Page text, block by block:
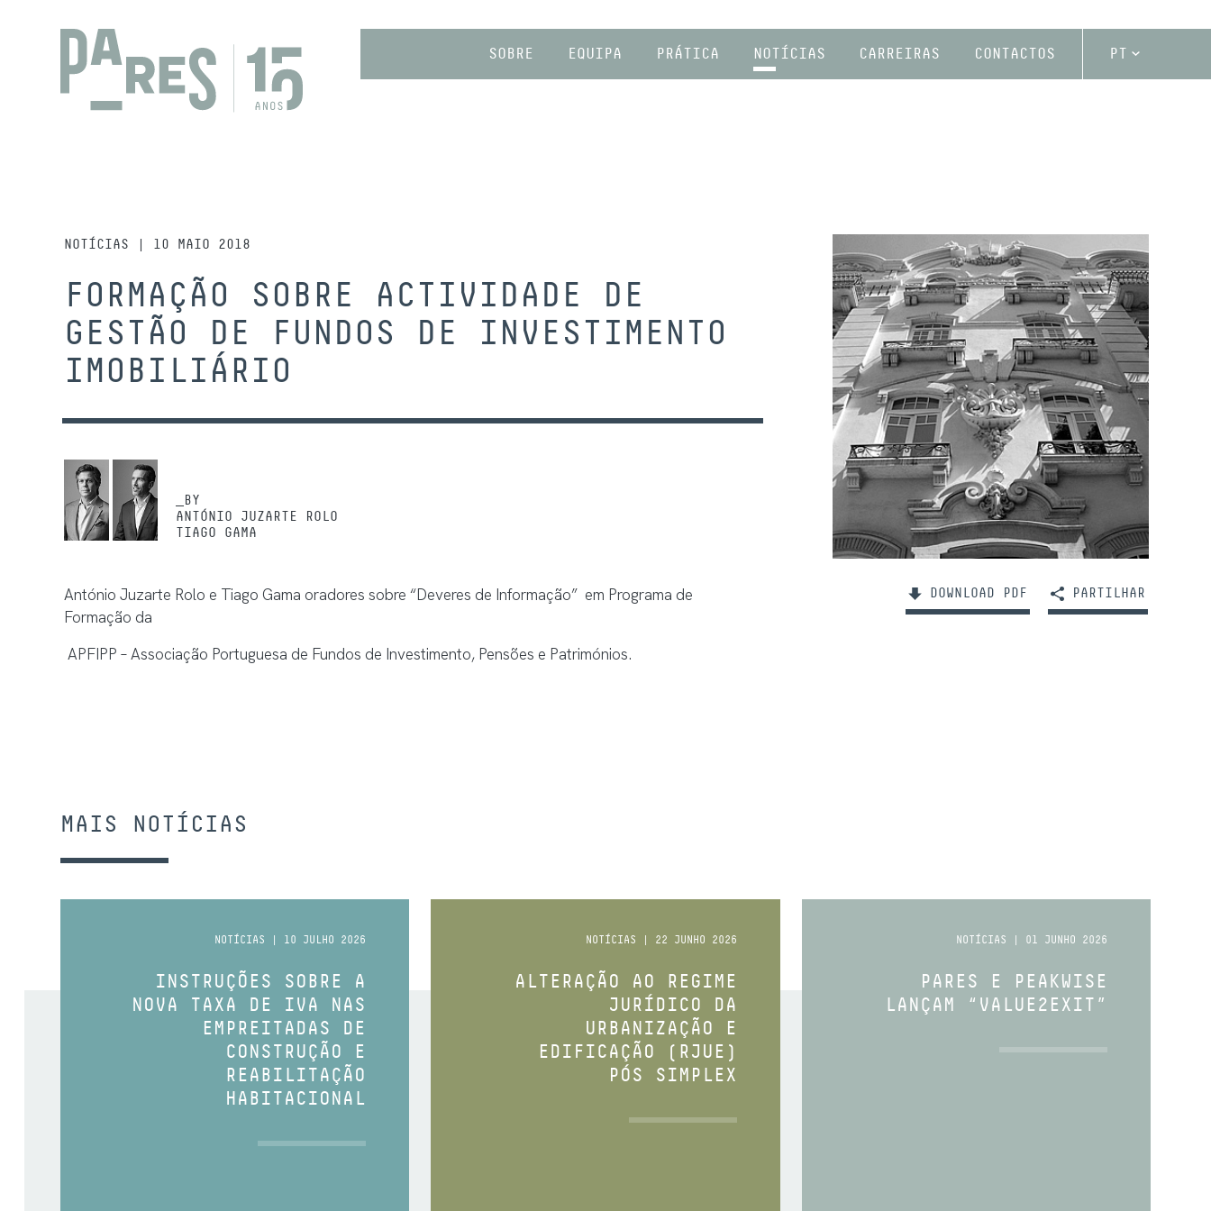
SOBRE EQUIPA PRÁTICA NOTÍCIAS CARREIRAS CONTACTOS PT
NOTÍCIAS | 10 MAIO 2018
FORMAÇÃO SOBRE ACTIVIDADE DE
GESTÃO DE FUNDOS DE INVESTIMENTO
IMOBILIÁRIO
_BY
ANTÓNIO JUZARTE ROLO
TIAGO GAMA
António Juzarte Rolo e Tiago Gama oradores sobre “Deveres de Informação” em Programa de
Formação da
APFIPP – Associação Portuguesa de Fundos de Investimento, Pensões e Patrimónios.
DOWNLOAD PDF PARTILHAR
MAIS NOTÍCIAS
NOTÍCIAS | 10 JULHO 2026
INSTRUÇÕES SOBRE A
NOVA TAXA DE IVA NAS
EMPREITADAS DE
CONSTRUÇÃO E
REABILITAÇÃO
HABITACIONAL
NOTÍCIAS | 22 JUNHO 2026
ALTERAÇÃO AO REGIME
JURÍDICO DA
URBANIZAÇÃO E
EDIFICAÇÃO (RJUE)
PÓS SIMPLEX
NOTÍCIAS | 01 JUNHO 2026
PARES E PEAKWISE
LANÇAM “VALUE2EXIT”